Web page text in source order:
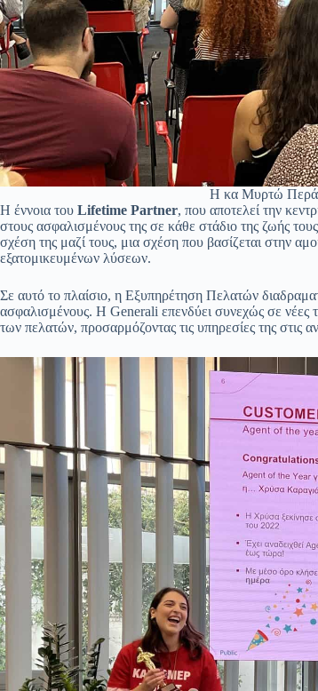
Η κα Μυρτώ
Η έννοια του Lifetime Partner, που αποτελεί την
στους ασφαλισμένους της σε κάθε στάδιο της ζωής
σχέση της μαζί τους, μια σχέση που βασίζεται στην
εξατομικευμένων λύσεων.
Σε αυτό το πλαίσιο, η Εξυπηρέτηση Πελατών
ασφαλισμένους. Η Generali επενδύει συνεχώς σε νέες
των πελατών, προσαρμόζοντας τις υπηρεσίες της στις